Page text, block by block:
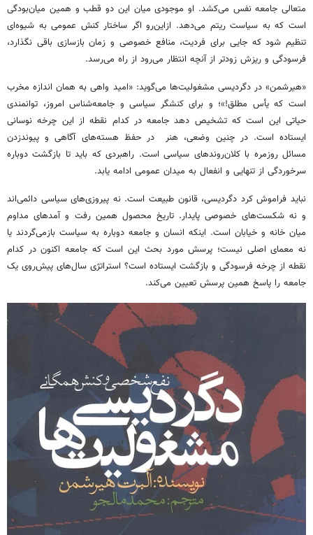
متعالی جامعه نفس می‌کشد. او موجودی میان این دو قطب و همین میان‌بودگی
است که به سیاست ریتم می‌دهد. ازاین‌رو اگر ساختار کنش عمومی به‌ شیوه‌ای
تنظیم شود که جایی برای فردیت، منافع خصوصی و زمان بازسازی باقی نگذارد،
فرسودگی و ریزش زودتر از آنچه انتظار می‌رود از راه می‌رسد.
«هیرشمن» در دگردیسی مشغولیت‌ها می‌گوید: «امید واهی به همان اندازه مخرب
است که یأس مطلق!»؛ و برای کنشگر سیاسی و جامعه‌شناس امروز، توانمندی
حیاتی این است که تشخیص دهد جامعه در کدام نقطه از این چرخه نوسانی
ایستاده است.‌ در چنین وضعی، هنر ‌ در حفظ هسته‌های آگاهی و پیوندزدن
مسائل روزمره با کلان‌روندهای سیاسی است. راهبردی که باید تا بازگشت دوباره
سرخوردگی از تنهایی و انفعال به میدان عمومی ادامه یابد.
نباید فراموش کرد دگردیسی، قانون طبیعت است. نه پیروزی‌های سیاسی دائمی‌اند
و نه شکست‌های خصوصی پایدار. تاریخ محصول همین رفت‌ و آمدهای مداوم
میان خانه و خیابان است. اینکه انسان و جامعه دوباره به سیاست بازمی‌گردند یا
نه معمای اصلی نیست؛ پرسش مورد بحث این است که جامعه اکنون در کدام
نقطه از چرخه فرسودگی و بازگشت ایستاده است؟ استراتژی سال‌های پیش‌روی یک
جامعه را پاسخ همین پرسش تعیین می‌کند.